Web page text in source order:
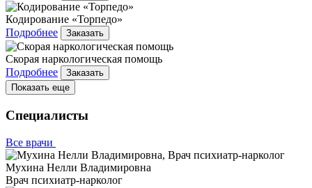
Кодирование «Торпедо»
Подробнее
Заказать
Скорая наркологическая помощь
Подробнее
Заказать
Показать еще
Специалисты
Все врачи
Мухина Нелли Владимировна
Врач психиатр-нарколог